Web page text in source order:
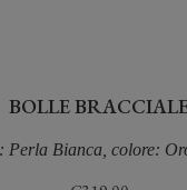
BOLLE
Perla Bianca, colore: